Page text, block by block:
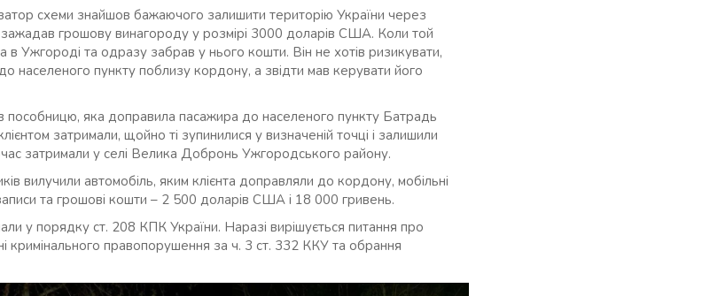
схеми знайшов бажаючого залишити територію України через
зажадав грошову винагороду у розмірі 3000 доларів США. Коли той
в Ужгороді та одразу забрав у нього кошти. Він не хотів ризикувати,
населеного пункту поблизу кордону, а звідти мав керувати його
яка доправила пасажира до населеного пункту Батрадь
затримали, щойно ті зупинилися у визначеній точці і залишили
затримали у селі Велика Добронь Ужгородського району.
вилучили автомобіль, яким клієнта доправляли до кордону, мобільні
та грошові кошти – 2 500 доларів США і 18 000 гривень.
у порядку ст. 208 КПК України. Наразі вирішується питання про
кримінального правопорушення за ч. 3 ст. 332 ККУ та обрання